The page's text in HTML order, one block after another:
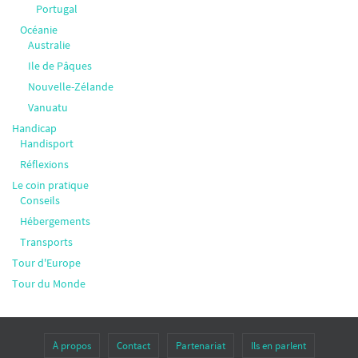
Portugal
Océanie
Australie
Ile de Pâques
Nouvelle-Zélande
Vanuatu
Handicap
Handisport
Réflexions
Le coin pratique
Conseils
Hébergements
Transports
Tour d'Europe
Tour du Monde
À propos Contact Partenariat Ils en parlent